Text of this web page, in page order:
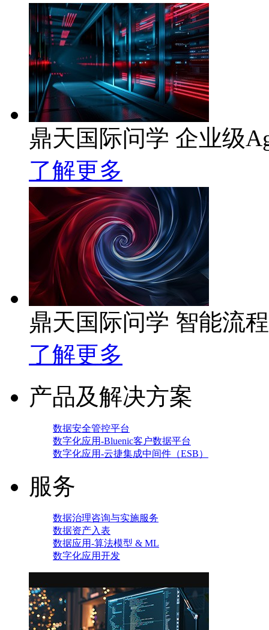
鼎天国际问学 企业级
了解更多
鼎天国际问学 智能流
了解更多
产品及解决方案
数据安全管控平台
数字化应用-Bluenic客户数据平台
数字化应用-云捷集成中间件（ESB）
服务
数据治理咨询与实施服务
数据资产入表
数据应用-算法模型 & ML
数字化应用开发